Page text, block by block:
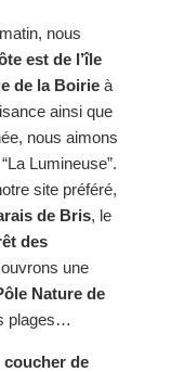
nous
est de l’île
de la Boirie à
ainsi que
nous aimons
Lumineuse”.
site préféré,
de Bris, le
des
une
Nature de
plages…
coucher de